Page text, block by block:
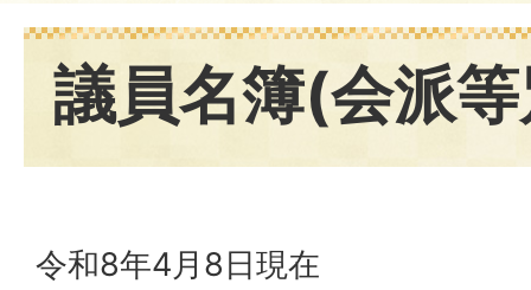
議員名簿(会派
令和8年4月8日現在